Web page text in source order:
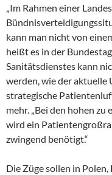
„Im Rahmen einer
kann man nicht von
heißt es in der
Sanitätsdienstes kann
werden, wie der aktuelle
strategische
mehr. „Bei den hohen
wird ein
zwingend benötigt.“
Die Züge sollen in